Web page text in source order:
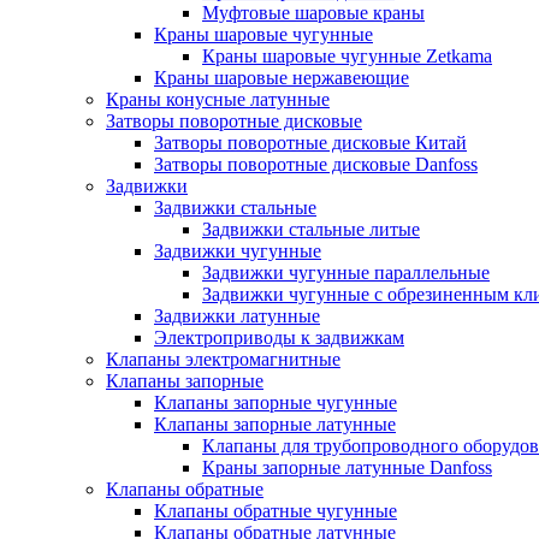
Муфтовые шаровые краны
Краны шаровые чугунные
Краны шаровые чугунные Zetkama
Краны шаровые нержавеющие
Краны конусные латунные
Затворы поворотные дисковые
Затворы поворотные дисковые Китай
Затворы поворотные дисковые Danfoss
Задвижки
Задвижки стальные
Задвижки стальные литые
Задвижки чугунные
Задвижки чугунные параллельные
Задвижки чугунные с обрезиненным
Задвижки латунные
Электроприводы к задвижкам
Клапаны электромагнитные
Клапаны запорные
Клапаны запорные чугунные
Клапаны запорные латунные
Клапаны для трубопроводного
Краны запорные латунные Danfoss
Клапаны обратные
Клапаны обратные чугунные
Клапаны обратные латунные